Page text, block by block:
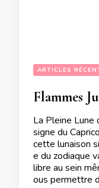
ARTICLES
La Pleine Lune
signe du
cette lunaison
e du zodiaque
libre au sein
ous permettre